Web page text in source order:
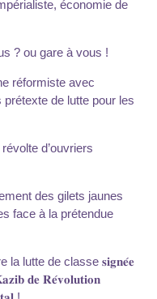
économie de
? ou gare à vous !
réformiste avec
prétexte de lutte pour les
d’ouvriers
des gilets jaunes
face à la prétendue
la lutte de classe 𝐬𝐢𝐠𝐧𝐞́𝐞
𝐝𝐞 𝐑𝐞́𝐯𝐨𝐥𝐮𝐭𝐢𝐨𝐧